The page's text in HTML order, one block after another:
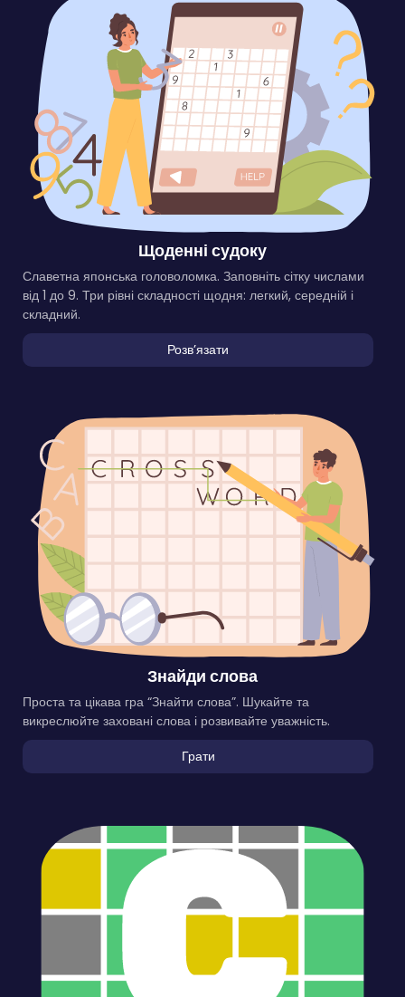
Щоденні судоку
Славетна японська головоломка. Заповніть сітку числами
від 1 до 9. Три рівні складності щодня: легкий, середній і
складний.
Розвʼязати
Знайди слова
Проста та цікава гра “Знайти слова”. Шукайте та
викреслюйте заховані слова і розвивайте уважність.
Грати